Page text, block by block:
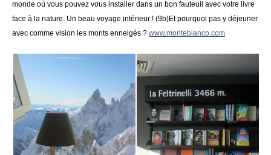
monde où vous pouvez vous installer dans un bon fauteuil avec votre livre
face à la nature. Un beau voyage intérieur ! (9b)Et pourquoi pas y déjeuner
avec comme vision les monts enneigés ? www.montebianco.com